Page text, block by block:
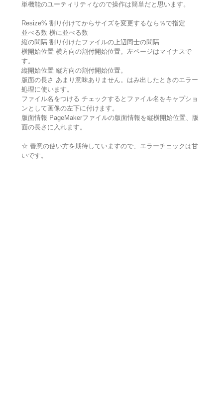
単機能のユーティリティなので操作は簡単だと思います。
Resize% 割り付けてからサイズを変更するなら％で指定
並べる数 横に並べる数
縦の間隔 割り付けたファイルの上辺同士の間隔
横開始位置 横方向の割付開始位置。左ページはマイナスで
す。
縦開始位置 縦方向の割付開始位置。
版面の長さ あまり意味ありません。はみ出したときのエラー
処理に使います。
ファイル名をつける チェックするとファイル名をキャプショ
ンとして画像の左下に付けます。
版面情報 PageMakerファイルの版面情報を縦横開始位置、版
面の長さに入れます。
☆ 善意の使い方を期待していますので、エラーチェックは甘
いです。